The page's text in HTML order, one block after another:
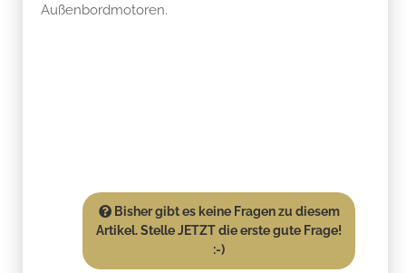
Außenbordmotoren.
Bisher gibt es keine Fragen zu diesem
Artikel. Stelle JETZT die erste gute Frage!
:-)